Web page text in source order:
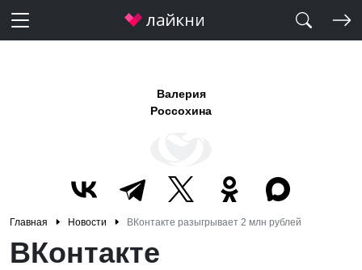
Валерия
Россохина
Главная Новости ВКонтакте разыгрывает 2 млн рублей
ВКонтакте